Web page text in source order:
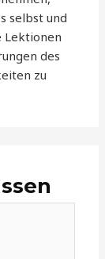
selbst und
Lektionen
des
zu